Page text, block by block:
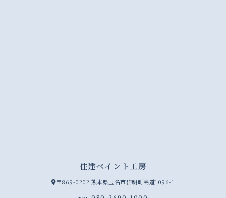
住建ペイント工房
〒869-0202 熊本県玉名市岱明町高道1096-1